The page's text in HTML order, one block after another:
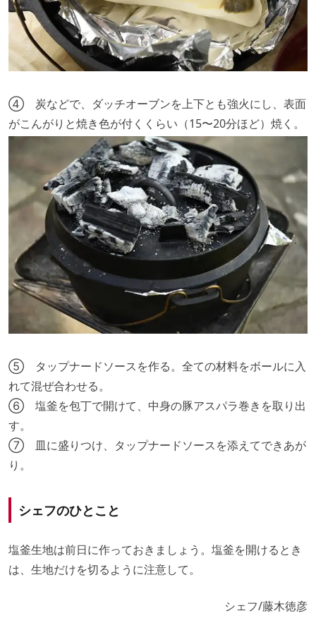
④ 炭などで、ダッチオーブンを上下とも強火にし、表面
がこんがりと焼き色が付くくらい（15〜20分ほど）焼く。
⑤ タップナードソースを作る。全ての材料をボールに入
れて混ぜ合わせる。
⑥ 塩釜を包丁で開けて、中身の豚アスパラ巻きを取り出
す。
⑦ 皿に盛りつけ、タップナードソースを添えてできあが
り。
シェフのひとこと
塩釜生地は前日に作っておきましょう。塩釜を開けるとき
は、生地だけを切るように注意して。
シェフ/藤木徳彦